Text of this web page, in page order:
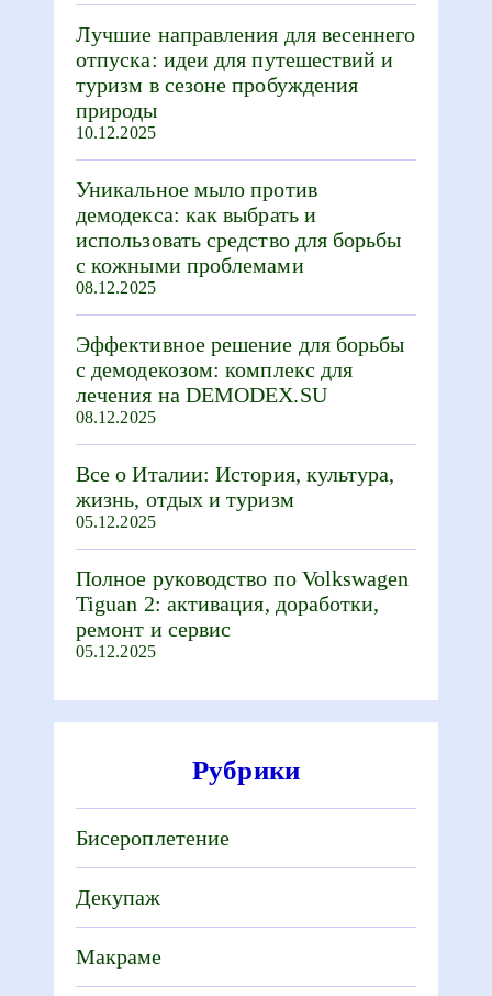
Лучшие направления для весеннего
отпуска: идеи для путешествий и
туризм в сезоне пробуждения
природы
10.12.2025
Уникальное мыло против
демодекса: как выбрать и
использовать средство для борьбы
с кожными проблемами
08.12.2025
Эффективное решение для борьбы
с демодекозом: комплекс для
лечения на DEMODEX.SU
08.12.2025
Все о Италии: История, культура,
жизнь, отдых и туризм
05.12.2025
Полное руководство по Volkswagen
Tiguan 2: активация, доработки,
ремонт и сервис
05.12.2025
Рубрики
Бисероплетение
Декупаж
Макраме